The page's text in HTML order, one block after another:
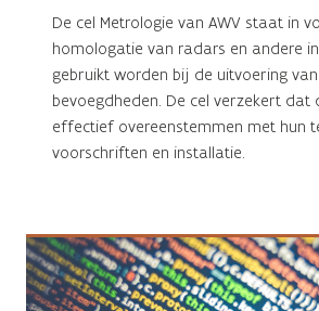
De cel Metrologie van AWV staat in
homologatie van radars en andere
gebruikt worden bij de uitvoering
bevoegdheden. De cel verzekert dat
effectief overeenstemmen met hun
voorschriften en installatie.